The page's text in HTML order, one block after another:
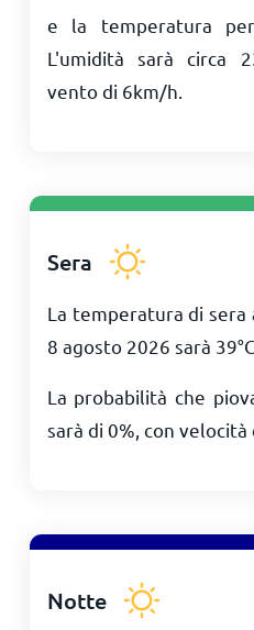
e la temperatura
L'umidità sarà circa
vento di 6km/h
Sera
La temperatura di sera
8 agosto 2026 sarà 39°C
La probabilità che
sarà di 0%, con
Notte